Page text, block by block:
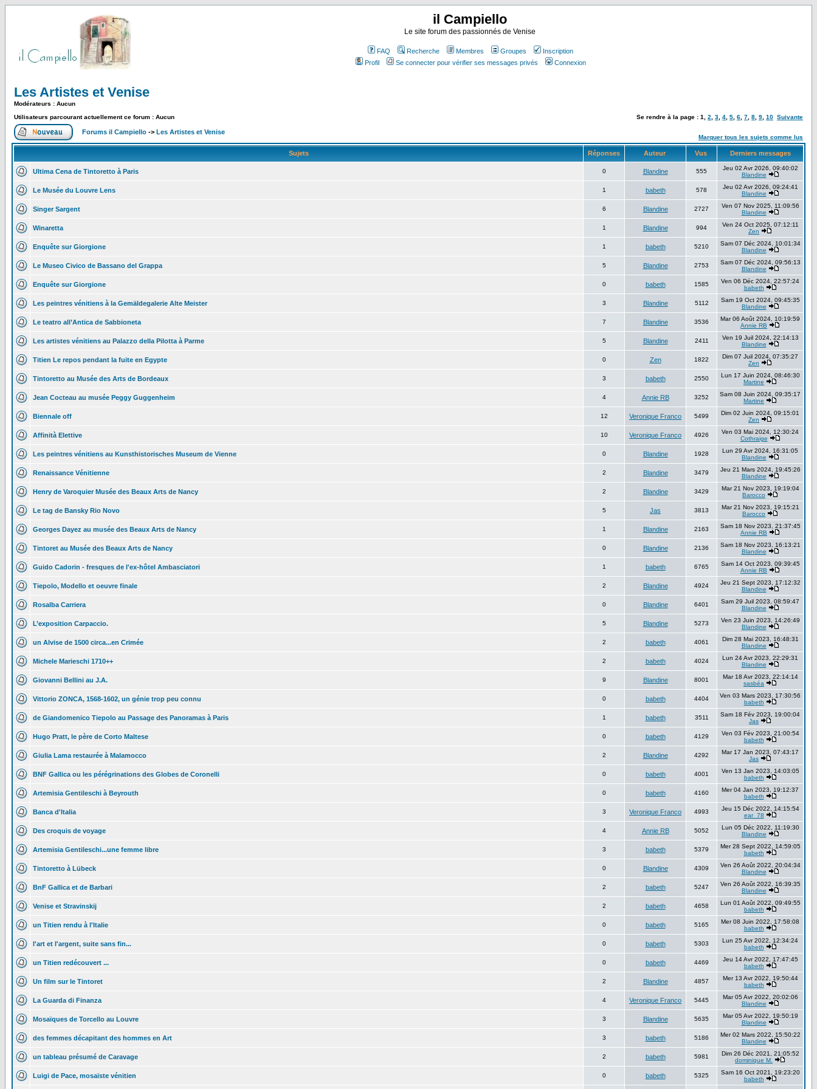
il Campiello
Le site forum des passionnés de Venise
FAQ Recherche Membres Groupes
Inscription
Profil
Se connecter pour vérifier ses messages privés Connexion
Les Artistes et Venise
Modérateurs : Aucun
Utilisateurs parcourant actuellement ce forum : Aucun
Se rendre à la page : 1 2 3 4 5 6 7 8 9 10 Suivante
Forums il Campiello -> Les Artistes et Venise
Marquer tous les sujets comme lus
Sujets Réponses Auteur Vus Derniers messages
Ultima Cena de Tintoretto à Paris 0 Blandine 555
Jeu 02 Avr 2026, 09:40:02
Blandine
Le Musée du Louvre Lens 1 babeth 578
Jeu 02 Avr 2026, 09:24:41
Blandine
Singer Sargent 6 Blandine 2727
Ven 07 Nov 2025, 11:09:56
Blandine
Winaretta 1 Blandine 994
Ven 24 Oct 2025, 07:12:11
Zen
Enquête sur Giorgione 1 babeth 5210
Sam 07 Déc 2024, 10:01:34
Blandine
Le Museo Civico de Bassano del Grappa 5 Blandine 2753
Sam 07 Déc 2024, 09:56:13
Blandine
Enquête sur Giorgione 0 babeth 1585
Ven 06 Déc 2024, 22:57:24
babeth
Les peintres vénitiens à la Gemäldegalerie Alte Meister 3 Blandine 5112
Sam 19 Oct 2024, 09:45:35
Blandine
Le teatro all’Antica de Sabbioneta 7 Blandine 3536
Mar 06 Août 2024, 10:19:59
Annie RB
Les artistes vénitiens au Palazzo della Pilotta à Parme 5 Blandine 2411
Ven 19 Juil 2024, 22:14:13
Blandine
Titien Le repos pendant la fuite en Egypte 0 Zen 1822
Dim 07 Juil 2024, 07:35:27
Zen
Tintoretto au Musée des Arts de Bordeaux 3 babeth 2550
Lun 17 Juin 2024, 08:46:30
Martine
Jean Cocteau au musée Peggy Guggenheim 4 Annie RB 3252
Sam 08 Juin 2024, 09:35:17
Martine
Biennale off 12 Veronique Franco 5499
Dim 02 Juin 2024, 09:15:01
Zen
Affinità Elettive 10 Veronique Franco 4926
Ven 03 Mai 2024, 12:30:24
Cothraige
Les peintres vénitiens au Kunsthistorisches Museum de Vienne 0 Blandine 1928
Lun 29 Avr 2024, 16:31:05
Blandine
Renaissance Vénitienne 2 Blandine 3479
Jeu 21 Mars 2024, 19:45:26
Blandine
Henry de Varoquier Musée des Beaux Arts de Nancy 2 Blandine 3429
Mar 21 Nov 2023, 19:19:04
Barocco
Le tag de Bansky Rio Novo 5 Jas 3813
Mar 21 Nov 2023, 19:15:21
Barocco
Georges Dayez au musée des Beaux Arts de Nancy 1 Blandine 2163
Sam 18 Nov 2023, 21:37:45
Annie RB
Tintoret au Musée des Beaux Arts de Nancy 0 Blandine 2136
Sam 18 Nov 2023, 16:13:21
Blandine
Guido Cadorin - fresques de l'ex-hôtel Ambasciatori 1 babeth 6765
Sam 14 Oct 2023, 09:39:45
Annie RB
Tiepolo, Modello et oeuvre finale 2 Blandine 4924
Jeu 21 Sept 2023, 17:12:32
Blandine
Rosalba Carriera 0 Blandine 6401
Sam 29 Juil 2023, 08:59:47
Blandine
L’exposition Carpaccio. 5 Blandine 5273
Ven 23 Juin 2023, 14:26:49
Blandine
un Alvise de 1500 circa...en Crimée 2 babeth 4061
Dim 28 Mai 2023, 16:48:31
Blandine
Michele Marieschi 1710++ 2 babeth 4024
Lun 24 Avr 2023, 22:29:31
Blandine
Giovanni Bellini au J.A. 9 Blandine 8001
Mar 18 Avr 2023, 22:14:14
sasbéa
Vittorio ZONCA, 1568-1602, un génie trop peu connu 0 babeth 4404
Ven 03 Mars 2023, 17:30:56
babeth
de Giandomenico Tiepolo au Passage des Panoramas à Paris 1 babeth 3511
Sam 18 Fév 2023, 19:00:04
Jas
Hugo Pratt, le père de Corto Maltese 0 babeth 4129
Ven 03 Fév 2023, 21:00:54
babeth
Giulia Lama restaurée à Malamocco 2 Blandine 4292
Mar 17 Jan 2023, 07:43:17
Jas
BNF Gallica ou les pérégrinations des Globes de Coronelli 0 babeth 4001
Ven 13 Jan 2023, 14:03:05
babeth
Artemisia Gentileschi à Beyrouth 0 babeth 4160
Mer 04 Jan 2023, 19:12:37
babeth
Banca d'Italia 3 Veronique Franco 4993
Jeu 15 Déc 2022, 14:15:54
ear_78
Des croquis de voyage 4 Annie RB 5052
Lun 05 Déc 2022, 11:19:30
Blandine
Artemisia Gentileschi...une femme libre 3 babeth 5379
Mer 28 Sept 2022, 14:59:05
babeth
Tintoretto à Lübeck 0 Blandine 4309
Ven 26 Août 2022, 20:04:34
Blandine
BnF Gallica et de Barbari 2 babeth 5247
Ven 26 Août 2022, 16:39:35
Blandine
Venise et Stravinskij 2 babeth 4658
Lun 01 Août 2022, 09:49:55
babeth
un Titien rendu à l'Italie 0 babeth 5165
Mer 08 Juin 2022, 17:58:08
babeth
l'art et l'argent, suite sans fin... 0 babeth 5303
Lun 25 Avr 2022, 12:34:24
babeth
un Titien redécouvert ... 0 babeth 4469
Jeu 14 Avr 2022, 17:47:45
babeth
Un film sur le Tintoret 2 Blandine 4857
Mer 13 Avr 2022, 19:50:44
babeth
La Guarda di Finanza 4 Veronique Franco 5445
Mar 05 Avr 2022, 20:02:06
Blandine
Mosaïques de Torcello au Louvre 3 Blandine 5635
Mar 05 Avr 2022, 19:50:19
Blandine
des femmes décapitant des hommes en Art 3 babeth 5186
Mer 02 Mars 2022, 15:50:22
Blandine
un tableau présumé de Caravage 2 babeth 5981
Dim 26 Déc 2021, 21:05:52
dominique M.
Luigi de Pace, mosaïste vénitien 0 babeth 5325
Sam 16 Oct 2021, 19:23:20
babeth